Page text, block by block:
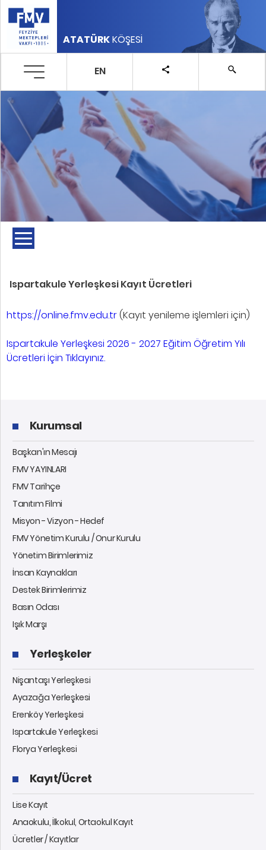
ATATÜRKKÖŞESİ
EN
Ispartakule Yerleşkesi Kayıt Ücretleri
https://online.fmv.edu.tr(Kayıt yenileme işlemleri için)
Ispartakule Yerleşkesi 2026 - 2027 Eğitim Öğretim Yılı
Ücretleri İçin Tıklayınız.
Kurumsal
Başkan'ın Mesajı
FMV YAYINLARI
FMV Tarihçe
Tanıtım Filmi
Misyon - Vizyon - Hedef
FMV Yönetim Kurulu / Onur Kurulu
Yönetim Birimlerimiz
İnsan Kaynakları
Destek Birimlerimiz
Basın Odası
Işık Marşı
Yerleşkeler
Nişantaşı Yerleşkesi
Ayazağa Yerleşkesi
Erenköy Yerleşkesi
Ispartakule Yerleşkesi
Florya Yerleşkesi
Kayıt/Ücret
Lise Kayıt
Anaokulu, İlkokul, Ortaokul Kayıt
Ücretler / Kayıtlar